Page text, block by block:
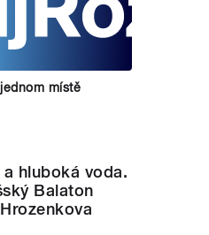
místě
a hluboká voda.
Balaton